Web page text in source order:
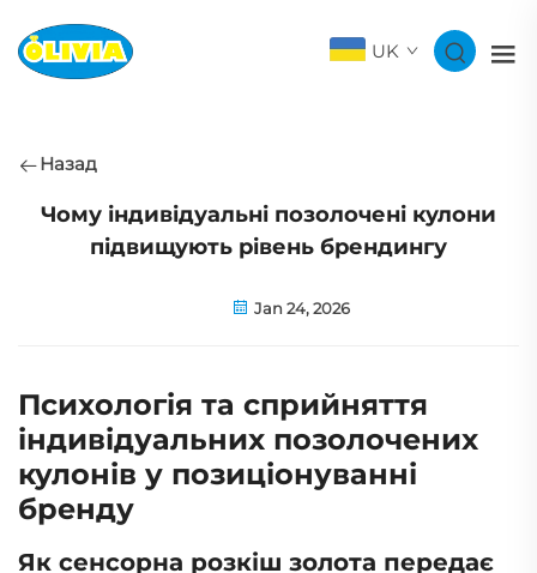
UK
Назад
Чому індивідуальні позолочені кулони
підвищують рівень брендингу
Jan 24, 2026
Психологія та сприйняття
індивідуальних позолочених
кулонів у позиціонуванні
бренду
Як сенсорна розкіш золота передає